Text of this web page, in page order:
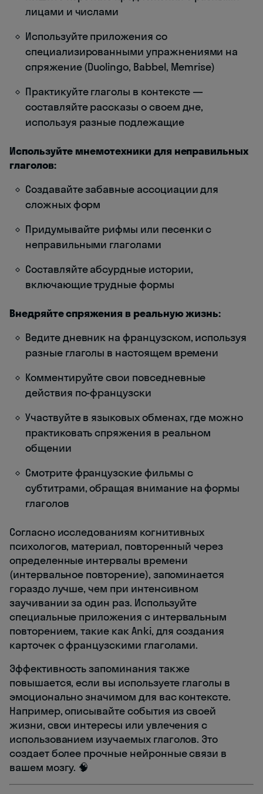
лицами и числами
Используйте приложения со
специализированными упражнениями на
спряжение (Duolingo, Babbel, Memrise)
Практикуйте глаголы в контексте —
составляйте рассказы о своем дне,
используя разные подлежащие
Используйте мнемотехники для неправильных
глаголов:
Создавайте забавные ассоциации для
сложных форм
Придумывайте рифмы или песенки с
неправильными глаголами
Составляйте абсурдные истории,
включающие трудные формы
Внедряйте спряжения в реальную жизнь:
Ведите дневник на французском, используя
разные глаголы в настоящем времени
Комментируйте свои повседневные
действия по-французски
Участвуйте в языковых обменах, где можно
практиковать спряжения в реальном
общении
Смотрите французские фильмы с
субтитрами, обращая внимание на формы
глаголов
Согласно исследованиям когнитивных
психологов, материал, повторенный через
определенные интервалы времени
(интервальное повторение), запоминается
гораздо лучше, чем при интенсивном
заучивании за один раз. Используйте
специальные приложения с интервальным
повторением, такие как Anki, для создания
карточек с французскими глаголами.
Эффективность запоминания также
повышается, если вы используете глаголы в
эмоционально значимом для вас контексте.
Например, описывайте события из своей
жизни, свои интересы или увлечения с
использованием изучаемых глаголов. Это
создает более прочные нейронные связи в
вашем мозгу. 🧠